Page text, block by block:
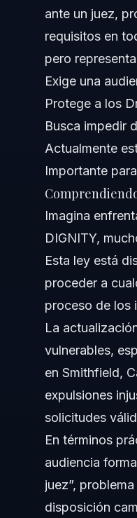
Costos y
Notas para
Notas para
Conceptos
Cuándo
Acerca de
Confianza y
Preguntas
¿Qué es la
¿Quién
¿Se puede
¿Quién
¿Cómo
ante un juez,
requisitos en
pero
Exige una
Protege a los
Busca impedir
Actualmente
Importante
Imagina
DIGNITY,
Esta ley está
proceder a
proceso de los
La
vulnerables,
en Smithfield,
expulsiones
solicitudes
En términos
audiencia
juez”,
disposición